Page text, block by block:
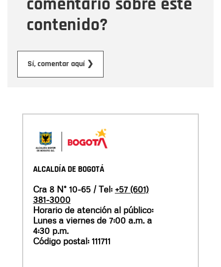
contenido?
Sí, comentar aquí ❯
ALCALDÍA DE BOGOTÁ
Cra 8 N° 10-65 / Tel: +57 (601)
381-3000
Horario de atención al público:
Lunes a viernes de 7:00 a.m. a
4:30 p.m.
Código postal: 111711